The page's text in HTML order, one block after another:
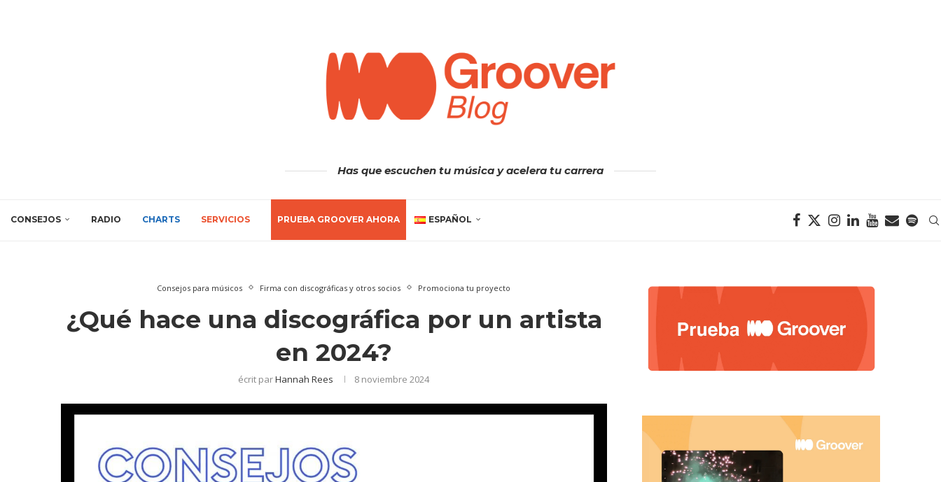
Has que escuchen tu música y acelera tu carrera
CONSEJOS RADIO CHARTS SERVICIOS PRUEBA GROOVER AHORA ESPAÑOL
Consejos para músicos Firma con discográficas y otros socios Promociona tu proyecto
¿Qué hace una discográfica por un artista
en 2024?
écrit parHannah Rees 8 noviembre 2024